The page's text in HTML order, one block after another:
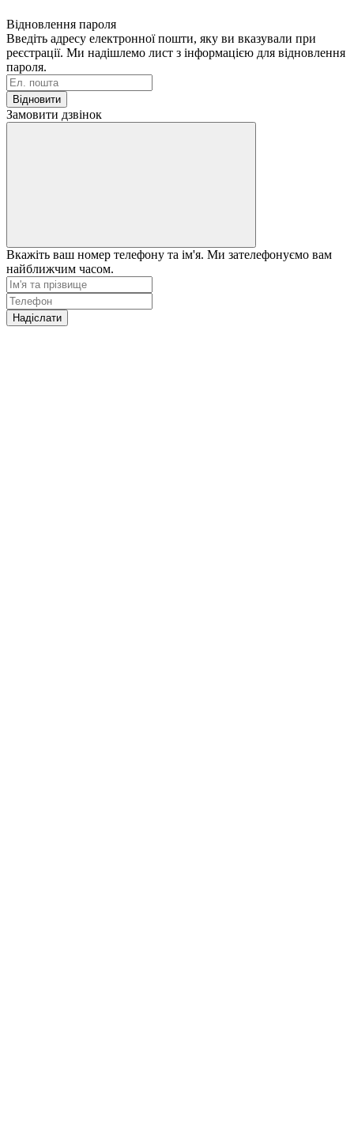
Відновлення пароля
Введіть адресу електронної пошти, яку ви вказували при
реєстрації. Ми надішлемо лист з інформацією для відновлення
пароля.
Відновити
Замовити дзвінок
Вкажіть ваш номер телефону та ім'я. Ми зателефонуємо вам
найближчим часом.
Надіслати